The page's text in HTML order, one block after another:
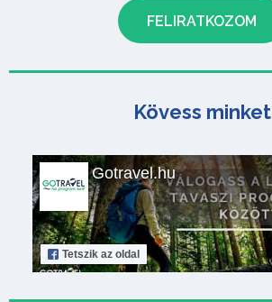
Kövess minket
Gotravel.hu
Tetszik az oldal